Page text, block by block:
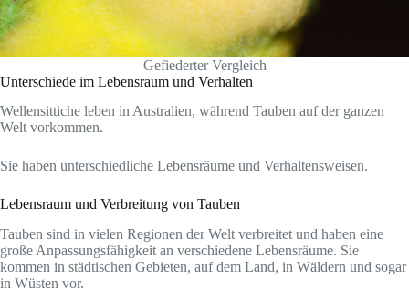
Gefiederter Vergleich
Unterschiede im Lebensraum und Verhalten
Wellensittiche leben in Australien, während Tauben auf der ganzen
Welt vorkommen.
Sie haben unterschiedliche Lebensräume und Verhaltensweisen.
Lebensraum und Verbreitung von Tauben
Tauben sind in vielen Regionen der Welt verbreitet und haben eine
große Anpassungsfähigkeit an verschiedene Lebensräume. Sie
kommen in städtischen Gebieten, auf dem Land, in Wäldern und sogar
in Wüsten vor.